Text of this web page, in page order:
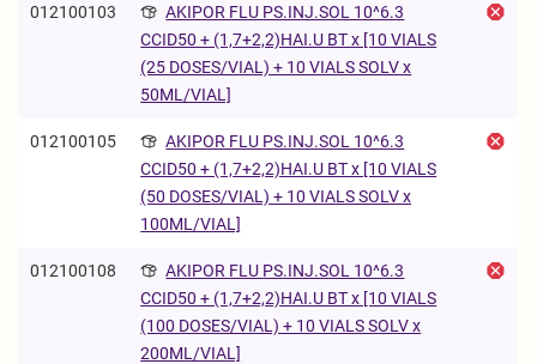
012100103
AKIPOR FLU PS.INJ.SOL 10^6.3
CCID50 + (1,7+2,2)HAI.U BT x [10 VIALS
(25 DOSES/VIAL) + 10 VIALS SOLV x
50ML/VIAL]
012100105
AKIPOR FLU PS.INJ.SOL 10^6.3
CCID50 + (1,7+2,2)HAI.U BT x [10 VIALS
(50 DOSES/VIAL) + 10 VIALS SOLV x
100ML/VIAL]
012100108
AKIPOR FLU PS.INJ.SOL 10^6.3
CCID50 + (1,7+2,2)HAI.U BT x [10 VIALS
(100 DOSES/VIAL) + 10 VIALS SOLV x
200ML/VIAL]